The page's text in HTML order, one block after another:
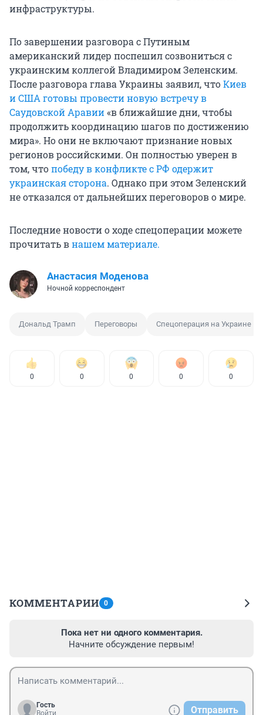
инфраструктуры.
По завершении разговора с Путиным
американский лидер поспешил созвониться с
украинским коллегой Владимиром Зеленским.
После разговора глава Украины заявил, чтоКиев
и США готовы провести новую встречу в
Саудовской Аравии«в ближайшие дни, чтобы
продолжить координацию шагов по достижению
мира». Но они не включают признание новых
регионов российскими. Он полностью уверен в
том, чтопобеду в конфликте с РФ одержит
украинская сторона. Однако при этом Зеленский
не отказался от дальнейших переговоров о мире.
Последние новости о ходе спецоперации можете
прочитать внашем материале.
Анастасия Моденова
Ночной корреспондент
Дональд Трамп Переговоры Спецоперация на Украине
0 0 0 0 0
КОММЕНТАРИИ 0
Пока нет ни одного комментария.
Начните обсуждение первым!
Гость
Войти
Отправить